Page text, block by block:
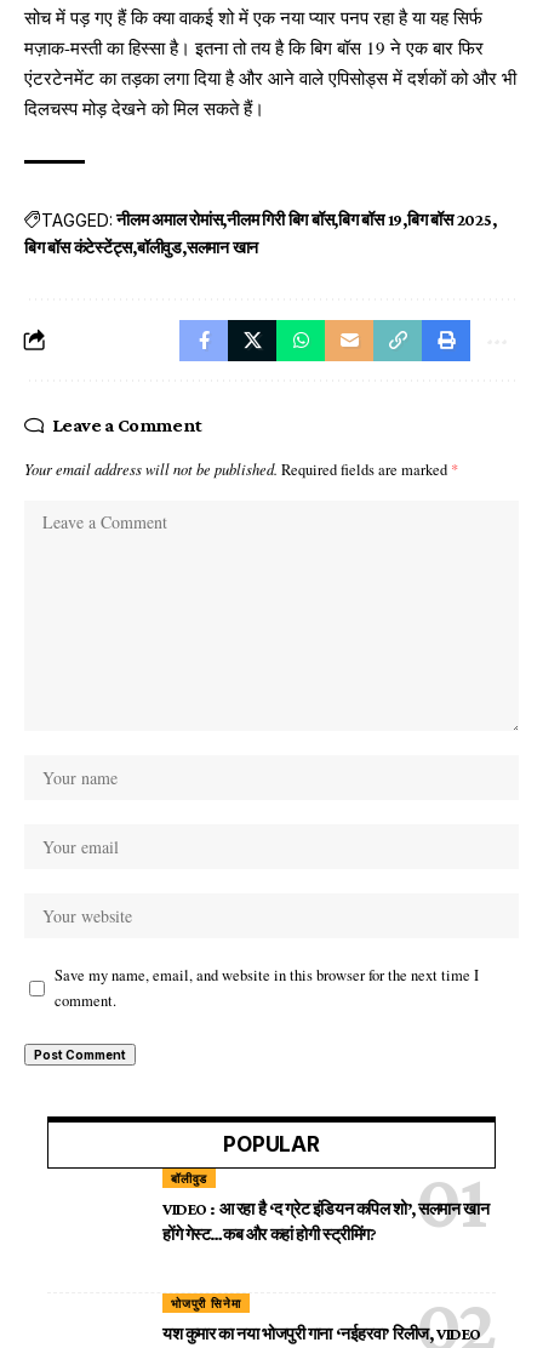
सोच में पड़ गए हैं कि क्या वाकई शो में एक नया प्यार पनप रहा है या यह सिर्फ
मज़ाक-मस्ती का हिस्सा है। इतना तो तय है कि बिग बॉस 19 ने एक बार फिर
एंटरटेनमेंट का तड़का लगा दिया है और आने वाले एपिसोड्स में दर्शकों को और भी
दिलचस्प मोड़ देखने को मिल सकते हैं।
TAGGED: नीलम अमाल रोमांस नीलम गिरी बिग बॉस बिग बॉस 19 बिग बॉस 2025
बिग बॉस कंटेस्टेंट्स बॉलीवुड सलमान खान
Leave a Comment
Your email address will not be published. Required fields are marked *
Save my name, email, and website in this browser for the next time I
comment.
POPULAR
बॉलीवुड
VIDEO : आ रहा है ‘द ग्रेट इंडियन कपिल शो’, सलमान खान
होंगे गेस्ट…कब और कहां होगी स्ट्रीमिंग?
भोजपुरी सिनेमा
यश कुमार का नया भोजपुरी गाना ‘नईहरवा’ रिलीज, VIDEO